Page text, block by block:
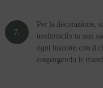
Per la decorazione,
trasferiscilo in una
ogni biscotto con il
cospargendo le